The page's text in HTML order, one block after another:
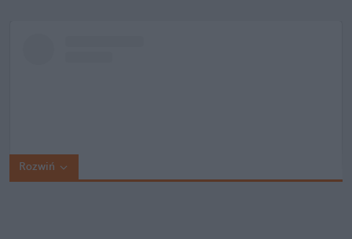
Rozwiń